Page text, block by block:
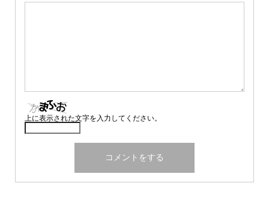
上に表示された文字を入力してください。